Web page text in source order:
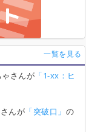
一覧を見る
さんが 「1-xx：ヒ
んが 「突破口」 の